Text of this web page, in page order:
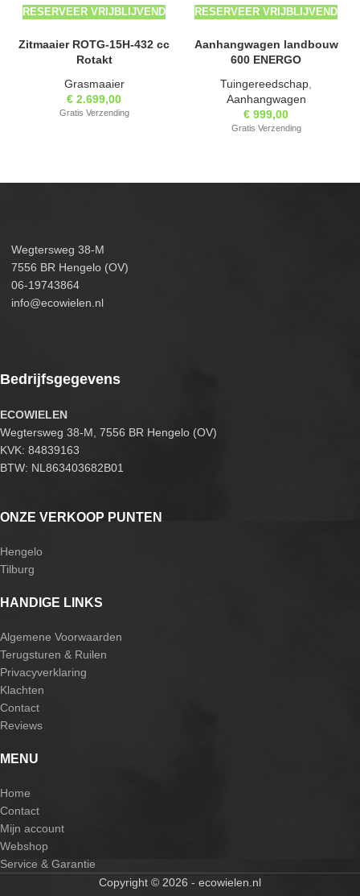
RESERVEER VRIJBLIJVEND
Zitmaaier ROTG-15H-432 cc
Rotakt
Grasmaaier
€ 2.699,00
Gratis Verzending
RESERVEER VRIJBLIJVEND
Aanhangwagen landbouw
600 ENERGO
Tuingereedschap
Aanhangwagen
€ 999,00
Gratis Verzending
Wegtersweg 38-M
7556 BR Hengelo (OV)
06-19743864
info@ecowielen.nl
Bedrijfsgegevens
ECOWIELEN
Wegtersweg 38-M, 7556 BR Hengelo (OV)
KVK: 84839163
BTW: NL863403682B01
ONZE VERKOOP PUNTEN
Hengelo
Tilburg
HANDIGE LINKS
Algemene Voorwaarden
Terugsturen & Ruilen
Privacyverklaring
Klachten
Contact
Reviews
MENU
Home
Contact
Mijn account
Webshop
Service & Garantie
Copyright © 2026 - ecowielen.nl